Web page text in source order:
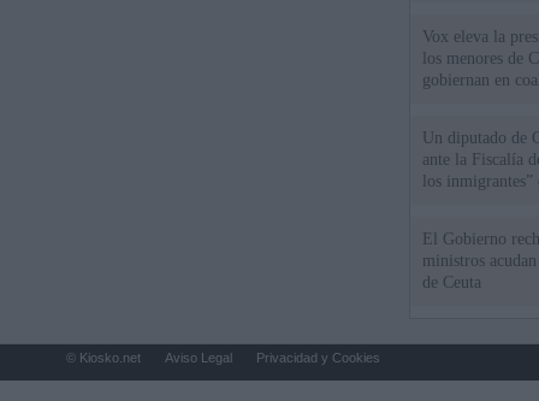
Vox eleva la
los menores de
gobiernan en
Un diputado de
ante la Fiscalía
los inmigrantes”
El Gobierno
ministros
de Ceuta
© Kiosko.net Aviso Legal Privacidad y Cookies